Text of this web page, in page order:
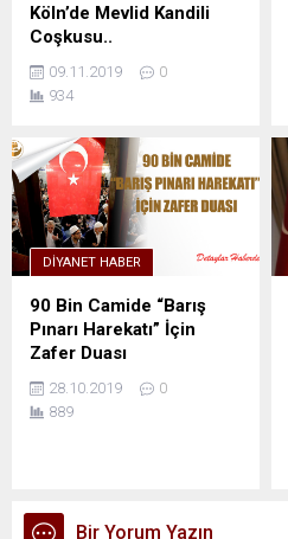
Köln’de Mevlid Kandili
Coşkusu..
09.11.2019
0
934
DIYANET HABER
90 Bin Camide “Barış
Pınarı Harekatı” İçin
Zafer Duası
28.10.2019
0
889
Bir Yorum Yazın